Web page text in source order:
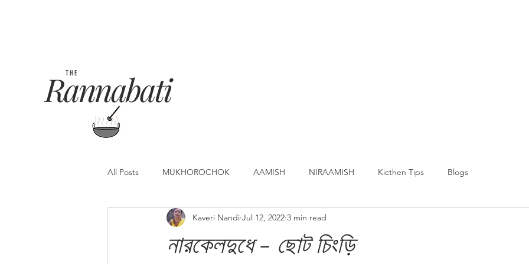
Rannabati
THE
All Posts MUKHOROCHOK AAMISH NIRAAMISH Kicthen Tips Blogs
নারকেলদুধে - ছোট চিংড়ি
Kaveri Nandi Jul 12, 2022 3 min read